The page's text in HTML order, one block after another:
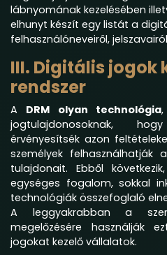
lábnyomának kezelésében
elhunyt készít egy listát a
felhasználóneveiről,
III. Digitális jogok
rendszer
A DRM olyan technológia
jogtulajdonosoknak,
érvényesítsék azon
személyek felhasználhatják
tulajdonait. Ebből
egységes fogalom, sokkal
technológiák összefoglaló
A leggyakrabban a
megelőzésére használják
jogokat kezelő vállalatok.